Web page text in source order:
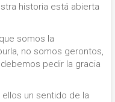
historia está abierta
somos la
no somos gerontos,
pedir la gracia
un sentido de la